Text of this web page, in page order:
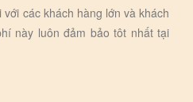
các khách hàng lớn và khách
này luôn đảm bảo tôt nhất tại